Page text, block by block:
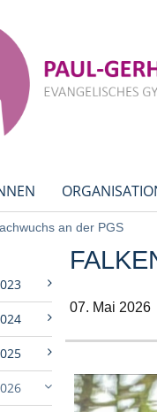
an der PGS
07. Mai 2026